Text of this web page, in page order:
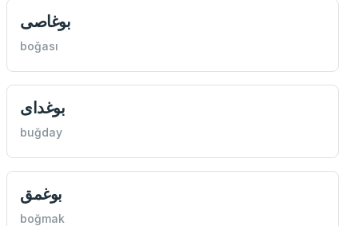
بوغاصی
boğası
بوغدای
buğday
بوغمق
boğmak